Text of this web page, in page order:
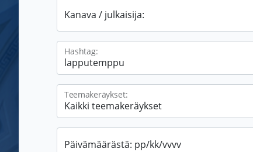
Kanava / julkaisija:
Hashtag:
Teemakeräykset:
Päivämäärästä: pp/kk/vvvv